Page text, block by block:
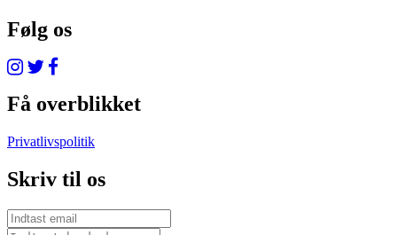
Følg os
Få overblikket
Privatlivspolitik
Skriv til os